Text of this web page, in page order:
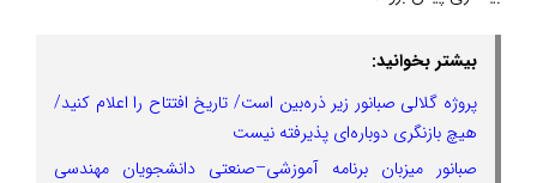
بیشتر بخوانید:
پروژه گلالی صبانور زیر ذره‌بین است/ تاریخ افتتاح را اعلام کنید/
هیچ بازنگری دوباره‌ای پذیرفته نیست
صبانور میزبان برنامه آموزشی–صنعتی دانشجویان مهندسی